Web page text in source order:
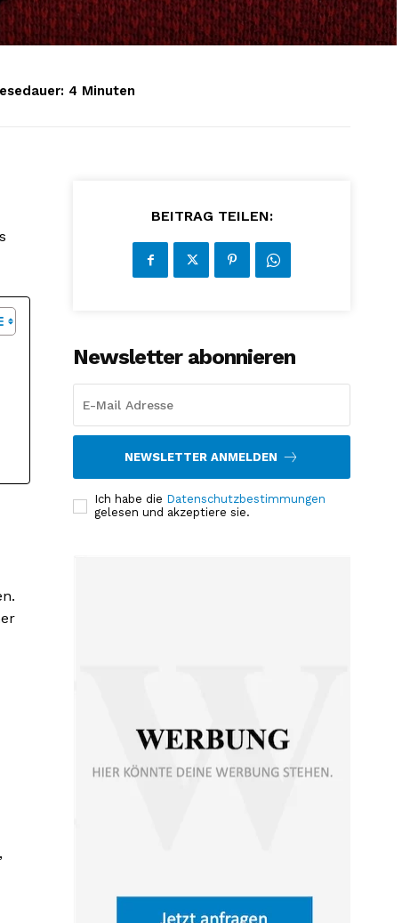
4 Minuten
BEITRAG TEILEN:
Newsletter abonnieren
NEWSLETTER ANMELDEN
Ich habe die Datenschutzbestimmungen
gelesen und akzeptiere sie.